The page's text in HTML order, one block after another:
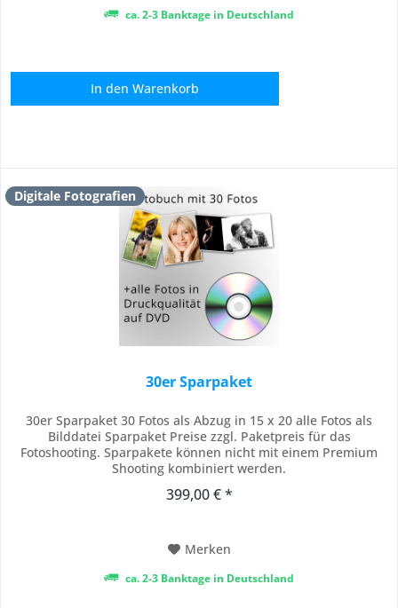
ca. 2-3 Banktage in Deutschland
In den Warenkorb
Digitale Fotografien
30er Sparpaket
30er Sparpaket 30 Fotos als Abzug in 15 x 20 alle Fotos als
Bilddatei Sparpaket Preise zzgl. Paketpreis für das
Fotoshooting. Sparpakete können nicht mit einem Premium
Shooting kombiniert werden.
399,00 € *
Merken
ca. 2-3 Banktage in Deutschland